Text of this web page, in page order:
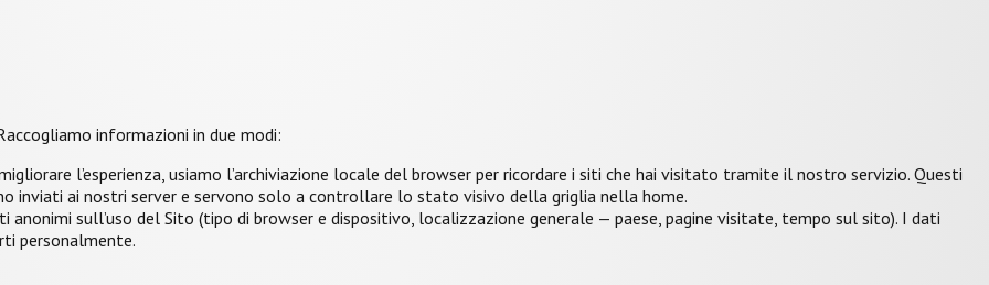
informazioni in due modi:
l’esperienza, usiamo l’archiviazione locale del browser per ricordare i siti che hai visitato tramite il nostro servizio. Questi
inviati ai nostri server e servono solo a controllare lo stato visivo della griglia nella home.
anonimi sull’uso del Sito (tipo di browser e dispositivo, localizzazione generale — paese, pagine visitate, tempo sul sito). I dati
personalmente.